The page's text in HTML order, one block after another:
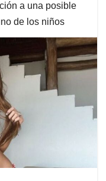
a una posible
de los niños